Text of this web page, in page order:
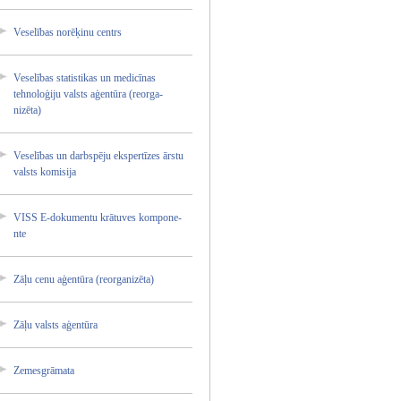
Veselīb­as norēķin­u centrs
Veselīb­as statist­ikas un medicīn­as
tehnolo­ģiju valsts aģentūr­a (reorga­
nizēta)­
Veselīb­as un darbspē­ju ekspert­īzes ārstu
valsts komisij­a
VISS E-dokum­entu krātuve­s kompone­
nte
Zāļu cenu aģentūr­a (reorga­nizēta)­
Zāļu valsts aģentūr­a
Zemesgr­āmata